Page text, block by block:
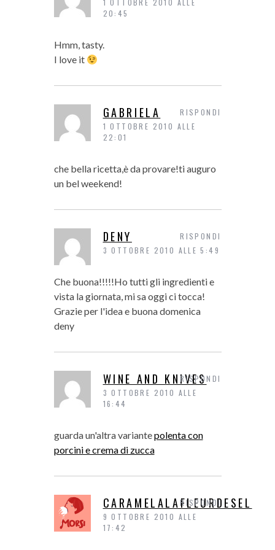
1 OTTOBRE 2010 ALLE
20:45
Hmm, tasty.
I love it
GABRIELA
1 OTTOBRE 2010 ALLE
22:01
che bella ricetta,è da provare!ti auguro
un bel weekend!
RISPONDI
DENY
3 OTTOBRE 2010 ALLE 5:49
Che buona!!!!!Ho tutti gli ingredienti e
vista la giornata, mi sa oggi ci tocca!
Grazie per l'idea e buona domenica
deny
RISPONDI
WINE AND KNIVES
3 OTTOBRE 2010 ALLE
16:44
guarda un'altra variantepolenta con
porcini e crema di zucca
RISPONDI
CARAMELALAFLEURDESEL
9 OTTOBRE 2010 ALLE
17:42
RISPONDI